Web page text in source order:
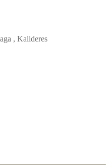
, Kalideres